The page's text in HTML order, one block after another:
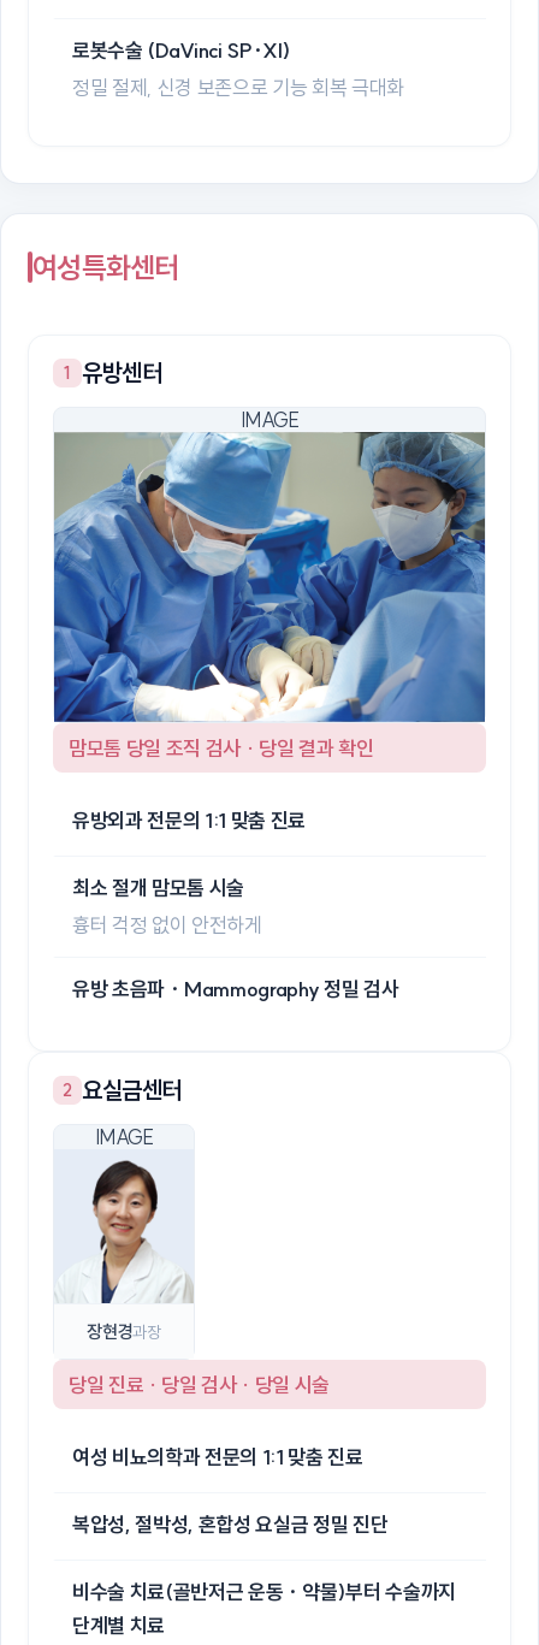
로봇수술 (DaVinci SP·XI)
정밀 절제, 신경 보존으로 기능 회복 극대화
여성특화센터
1 유방센터
맘모톰 당일 조직 검사 · 당일 결과 확인
유방외과 전문의 1:1 맞춤 진료
최소 절개 맘모톰 시술
흉터 걱정 없이 안전하게
유방 초음파 · Mammography 정밀 검사
2 요실금센터
장현경과장
당일 진료 · 당일 검사 · 당일 시술
여성 비뇨의학과 전문의 1:1 맞춤 진료
복압성, 절박성, 혼합성 요실금 정밀 진단
비수술 치료(골반저근 운동 · 약물)부터 수술까지
단계별 치료